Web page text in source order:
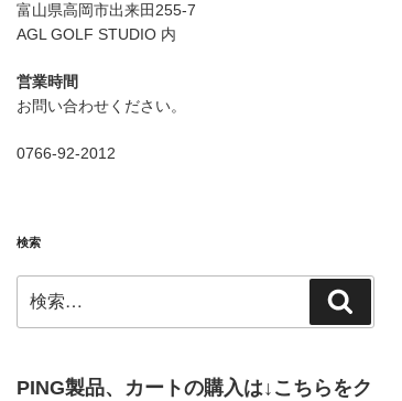
富山県高岡市出来田255-7
AGL GOLF STUDIO 内
営業時間
お問い合わせください。
0766-92-2012
検索
索:
索
PING製品、カートの購入は↓こちらをク